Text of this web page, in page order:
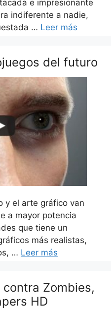
e impresionante
indiferente a nadie,
… Leer más
del futuro
y el arte gráfico van
a mayor potencia
que tiene un
más realistas,
… Leer más
Zombies,
HD